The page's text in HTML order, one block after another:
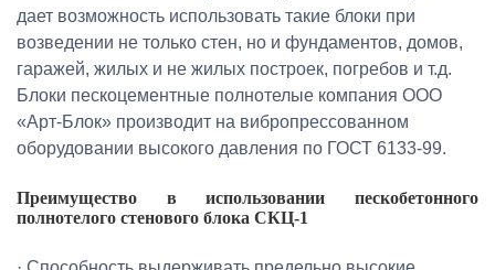
дает возможность использовать такие блоки при
возведении не только стен, но и фундаментов, домов,
гаражей, жилых и не жилых построек, погребов и т.д.
Блоки пескоцементные полнотелые компания ООО
«Арт-Блок» производит на вибропрессованном
оборудовании высокого давления по ГОСТ 6133-99.
Преимущество в использовании пескобетонного
полнотелого стенового блока СКЦ-1